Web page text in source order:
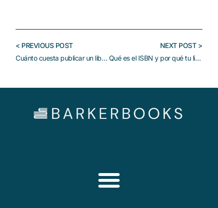
< PREVIOUS POST
Cuánto cuesta publicar un libro: autoedición vs editorial
NEXT POST >
Qué es el ISBN y por qué tu libro lo necesita